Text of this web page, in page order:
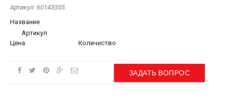
Артикул: 60143355
Название
Артикул
Цена
Количество
ЗАДАТЬ ВОПРОС